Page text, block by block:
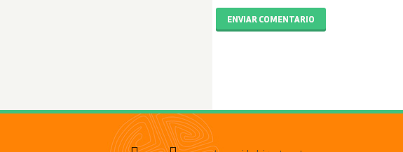
ENVIAR COMENTARIO